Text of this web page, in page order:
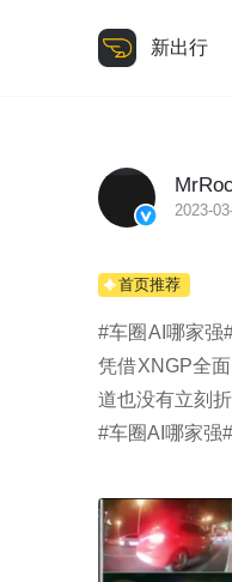
新出行
2023-
首页推荐
#车圈AI哪家强
凭借XNGP全
道也没有立刻
#车圈AI哪家强#